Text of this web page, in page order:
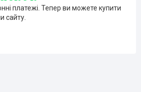
платежі. Тепер ви можете купити
сайту.